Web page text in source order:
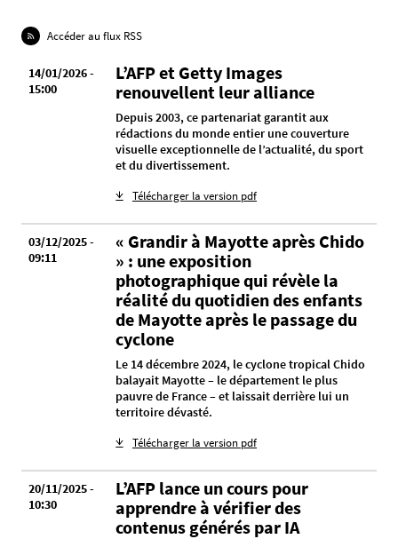
Accéder au flux RSS
14/01/2026 -
15:00
L’AFP et Getty Images
renouvellent leur alliance
Depuis 2003, ce partenariat garantit aux
rédactions du monde entier une couverture
visuelle exceptionnelle de l’actualité, du sport
et du divertissement.
Télécharger la version pdf
03/12/2025 -
09:11
« Grandir à Mayotte après Chido
» : une exposition
photographique qui révèle la
réalité du quotidien des enfants
de Mayotte après le passage du
cyclone
Le 14 décembre 2024, le cyclone tropical Chido
balayait Mayotte – le département le plus
pauvre de France – et laissait derrière lui un
territoire dévasté.
Télécharger la version pdf
20/11/2025 -
10:30
L’AFP lance un cours pour
apprendre à vérifier des
contenus générés par IA